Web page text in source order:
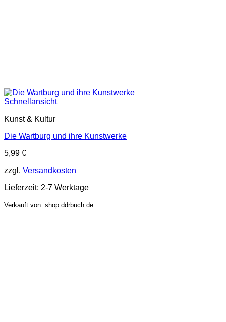
Schnellansicht
Kunst & Kultur
Die Wartburg und ihre Kunstwerke
5,99 €
zzgl. Versandkosten
Lieferzeit: 2-7 Werktage
Verkauft von: shop.ddrbuch.de